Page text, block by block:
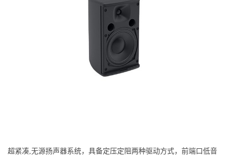
超紧凑,无源扬声器系统，具备定压定阻两种驱动方式，前端口低音